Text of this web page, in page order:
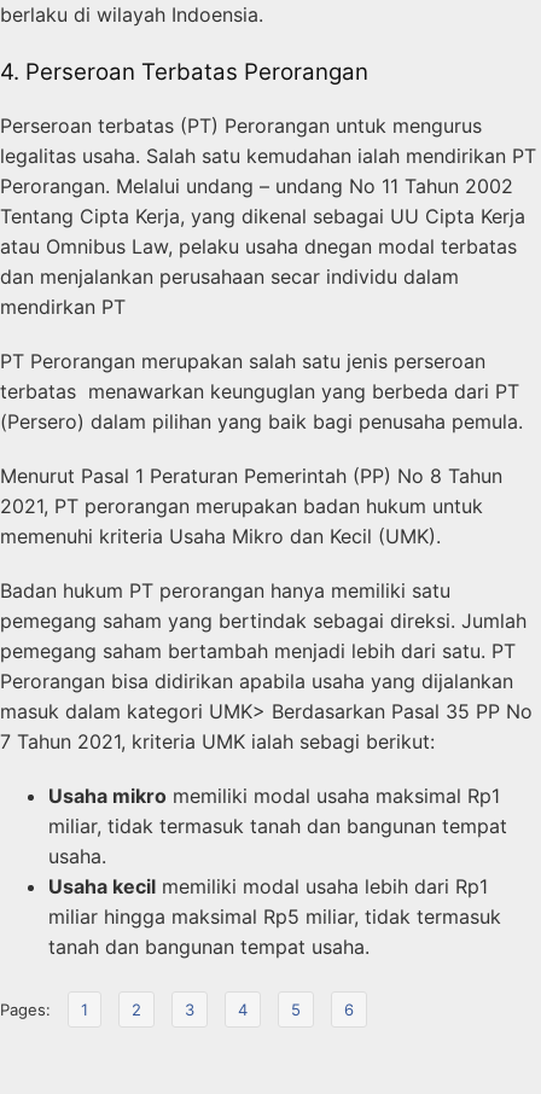
berlaku di wilayah Indoensia.
4. Perseroan Terbatas Perorangan
Perseroan terbatas (PT) Perorangan untuk mengurus
legalitas usaha. Salah satu kemudahan ialah mendirikan PT
Perorangan. Melalui undang – undang No 11 Tahun 2002
Tentang Cipta Kerja, yang dikenal sebagai UU Cipta Kerja
atau Omnibus Law, pelaku usaha dnegan modal terbatas
dan menjalankan perusahaan secar individu dalam
mendirkan PT
PT Perorangan merupakan salah satu jenis perseroan
terbatas menawarkan keunguglan yang berbeda dari PT
(Persero) dalam pilihan yang baik bagi penusaha pemula.
Menurut Pasal 1 Peraturan Pemerintah (PP) No 8 Tahun
2021, PT perorangan merupakan badan hukum untuk
memenuhi kriteria Usaha Mikro dan Kecil (UMK).
Badan hukum PT perorangan hanya memiliki satu
pemegang saham yang bertindak sebagai direksi. Jumlah
pemegang saham bertambah menjadi lebih dari satu. PT
Perorangan bisa didirikan apabila usaha yang dijalankan
masuk dalam kategori UMK> Berdasarkan Pasal 35 PP No
7 Tahun 2021, kriteria UMK ialah sebagi berikut:
Usaha mikro memiliki modal usaha maksimal Rp1
miliar, tidak termasuk tanah dan bangunan tempat
usaha.
Usaha kecil memiliki modal usaha lebih dari Rp1
miliar hingga maksimal Rp5 miliar, tidak termasuk
tanah dan bangunan tempat usaha.
Pages: 1 2 3 4 5 6